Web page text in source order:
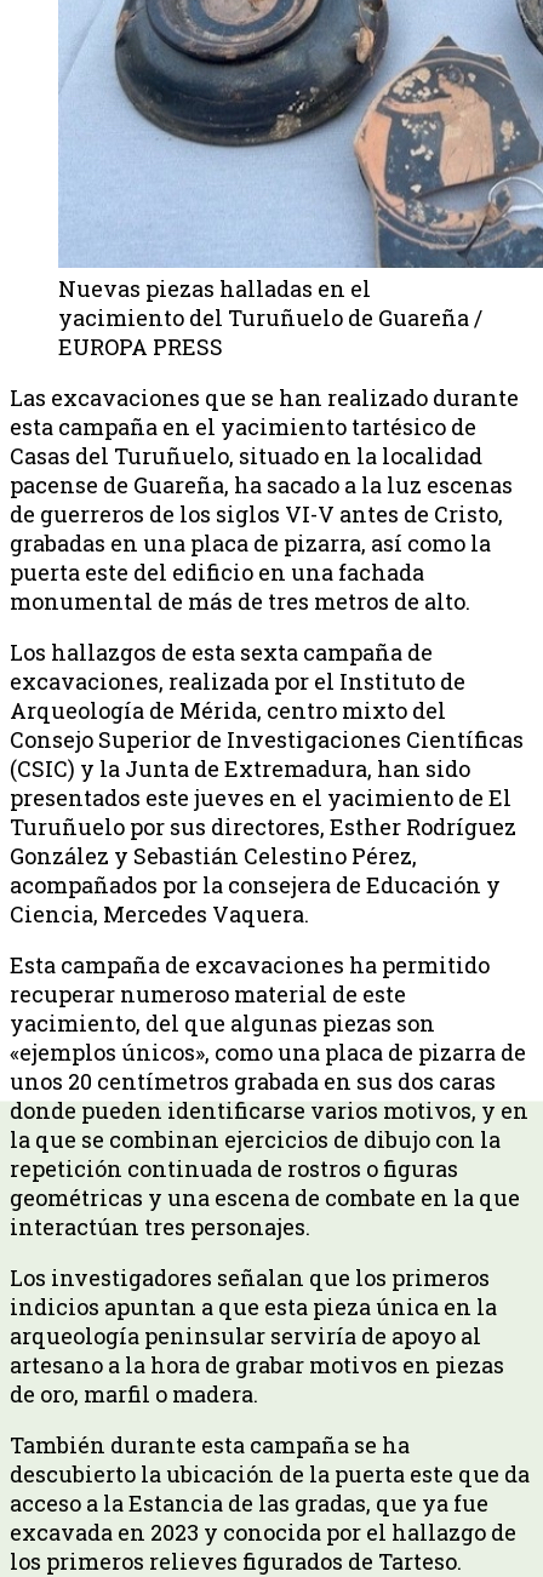
Nuevas piezas halladas en el
yacimiento del Turuñuelo de Guareña /
EUROPA PRESS
Las excavaciones que se han realizado durante
esta campaña en el yacimiento tartésico de
Casas del Turuñuelo, situado en la localidad
pacense de Guareña, ha sacado a la luz escenas
de guerreros de los siglos VI-V antes de Cristo,
grabadas en una placa de pizarra, así como la
puerta este del edificio en una fachada
monumental de más de tres metros de alto.
Los hallazgos de esta sexta campaña de
excavaciones, realizada por el Instituto de
Arqueología de Mérida, centro mixto del
Consejo Superior de Investigaciones Científicas
(CSIC) y la Junta de Extremadura, han sido
presentados este jueves en el yacimiento de El
Turuñuelo por sus directores, Esther Rodríguez
González y Sebastián Celestino Pérez,
acompañados por la consejera de Educación y
Ciencia, Mercedes Vaquera.
Esta campaña de excavaciones ha permitido
recuperar numeroso material de este
yacimiento, del que algunas piezas son
«ejemplos únicos», como una placa de pizarra de
unos 20 centímetros grabada en sus dos caras
donde pueden identificarse varios motivos, y en
la que se combinan ejercicios de dibujo con la
repetición continuada de rostros o figuras
geométricas y una escena de combate en la que
interactúan tres personajes.
Los investigadores señalan que los primeros
indicios apuntan a que esta pieza única en la
arqueología peninsular serviría de apoyo al
artesano a la hora de grabar motivos en piezas
de oro, marfil o madera.
También durante esta campaña se ha
descubierto la ubicación de la puerta este que da
acceso a la Estancia de las gradas, que ya fue
excavada en 2023 y conocida por el hallazgo de
los primeros relieves figurados de Tarteso.